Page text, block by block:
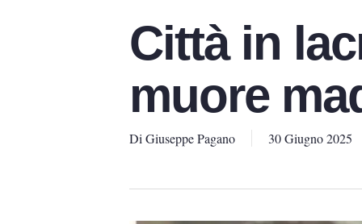
Città in
muore
Di Giuseppe Pagano 30 Giugno 2025